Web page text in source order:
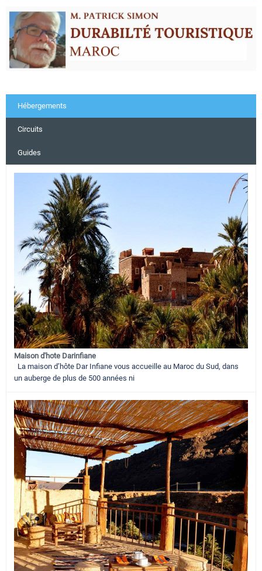
Hébergements
Circuits
Guides
Maison d'hote Darinfiane
La maison d’hôte Dar Infiane vous accueille au Maroc du Sud, dans
un auberge de plus de 500 années ni